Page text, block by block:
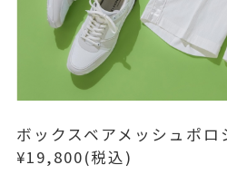
ボックスベアメッシュポ
¥19,800(税込)